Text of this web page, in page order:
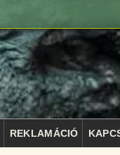
REKLAMÁCIÓ